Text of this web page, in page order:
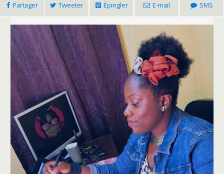
Partager Tweeter Épingler E-mail SMS